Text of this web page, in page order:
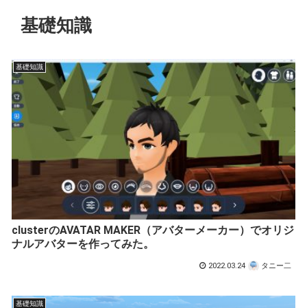
基礎知識
基礎知識
clusterのAVATAR MAKER（アバターメーカー）でオリジ
ナルアバターを作ってみた。
2022.03.24 タニー二
基礎知識